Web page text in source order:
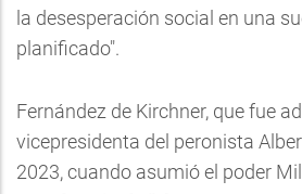
la desesperación social en una
planificado".
Fernández de Kirchner, que fue
vicepresidenta del peronista
2023, cuando asumió el poder